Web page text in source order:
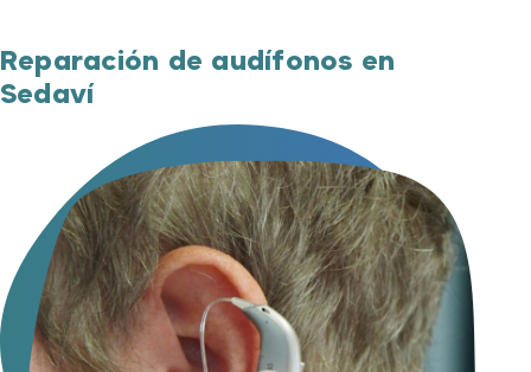
Reparación de audífonos en
Sedaví